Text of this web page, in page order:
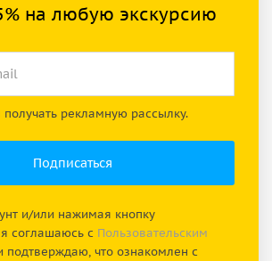
на любую экскурсию
получать рекламную рассылку.
и/или нажимая кнопку
соглашаюсь с Пользовательским
подтверждаю, что ознакомлен с